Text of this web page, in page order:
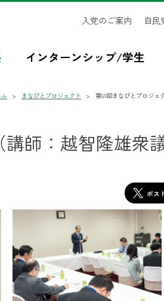
インターンシップ/学生
入党のご案内 自
まなびとプロジェクト 第61回まなびとプロジ
師：越智隆雄衆
ポス